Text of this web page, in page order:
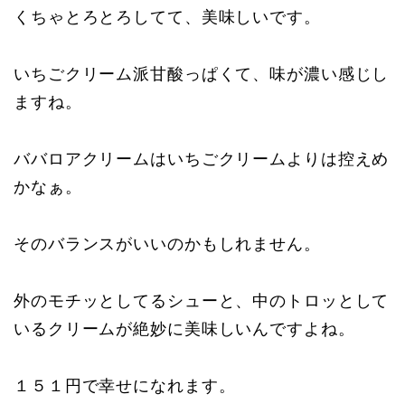
くちゃとろとろしてて、美味しいです。
いちごクリーム派甘酸っぱくて、味が濃い感じし
ますね。
ババロアクリームはいちごクリームよりは控えめ
かなぁ。
そのバランスがいいのかもしれません。
外のモチッとしてるシューと、中のトロッとして
いるクリームが絶妙に美味しいんですよね。
１５１円で幸せになれます。